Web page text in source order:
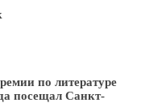
по литературе
посещал Санкт-